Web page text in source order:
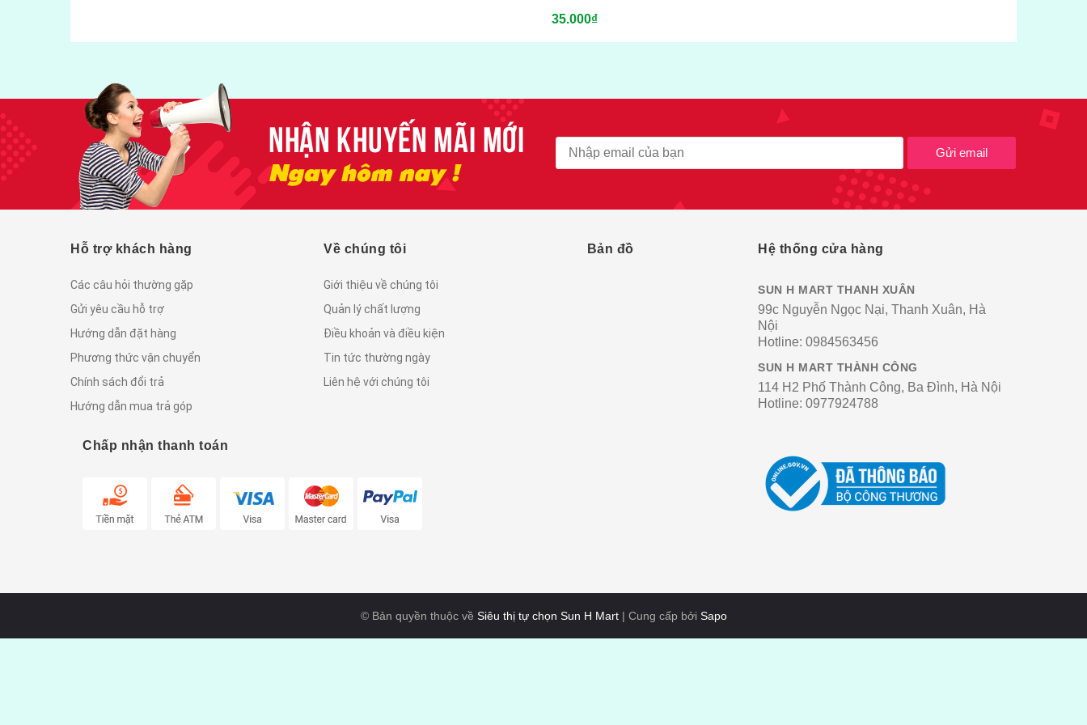
Gửi email
Hỗ trợ khách hàng
Các câu hỏi thường gặp
Gửi yêu cầu hỗ trợ
Hướng dẫn đặt hàng
Phương thức vận chuyển
Chính sách đổi trả
Hướng dẫn mua trả góp
Về chúng tôi
Giới thiệu về chúng tôi
Quản lý chất lượng
Điều khoản và điều kiện
Tin tức thường ngày
Liên hệ với chúng tôi
Chấp nhận thanh toán
Bản đồ Hệ thống cửa hàng
SUN H MART THANH XUÂN
99c Nguyễn Ngọc Nại, Thanh Xuân, Hà
Nội
Hotline: 0984563456
SUN H MART THÀNH CÔNG
114 H2 Phố Thành Công, Ba Đình, Hà Nội
Hotline: 0977924788
© Bản quyền thuộc về Siêu thị tự chọn Sun H Mart| Cung cấp bởi Sapo